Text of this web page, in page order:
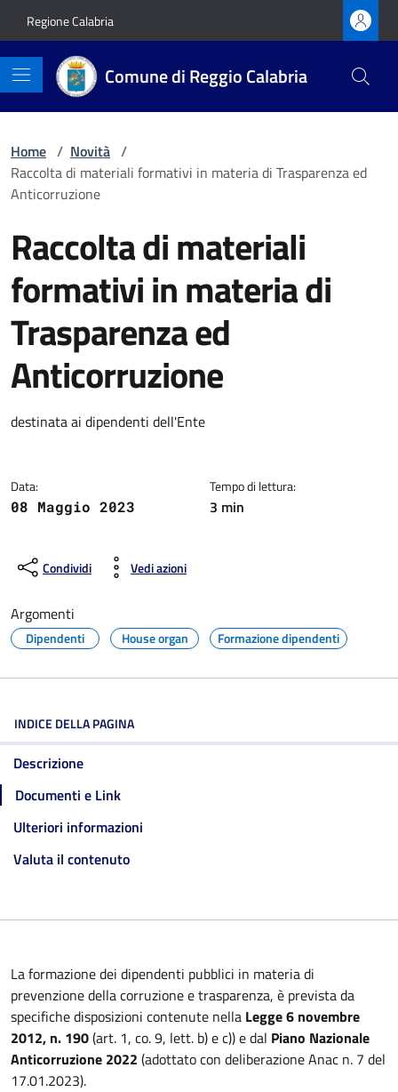
Regione Calabria
Comune di Reggio Calabria
Home / Novità /
Raccolta di materiali formativi in materia di Trasparenza ed
Anticorruzione
Raccolta di materiali
formativi in materia di
Trasparenza ed
Anticorruzione
Dettagli della notizia
destinata ai dipendenti dell'Ente
Data:
08 Maggio 2023
Tempo di lettura:
3 min
Condividi Vedi azioni
Argomenti
Dipendenti House organ Formazione dipendenti
INDICE DELLA PAGINA
Descrizione
Documenti e Link
Ulteriori informazioni
Valuta il contenuto
La formazione dei dipendenti pubblici in materia di
prevenzione della corruzione e trasparenza, è prevista da
specifiche disposizioni contenute nella Legge 6 novembre
2012, n. 190(art. 1, co. 9, lett. b) e c)) e dal Piano Nazionale
Anticorruzione 2022 (adottato con deliberazione Anac n. 7 del
17.01.2023).